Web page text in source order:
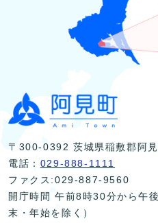
〒300-0392 茨城県稲敷郡阿
電話： 029-888-1111
ファクス:029-887-9560
開庁時間 午前8時30分から午
末・年始を除く）